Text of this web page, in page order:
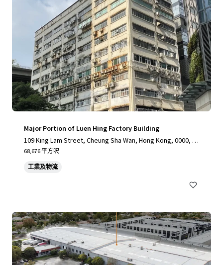
Major Portion of Luen Hing Factory Building
109 King Lam Street, Cheung Sha Wan, Hong Kong, 0000, H
K
68,676 平方呎
工業及物流